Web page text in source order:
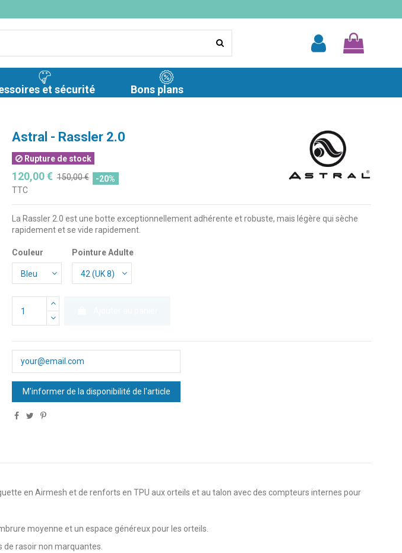
et sécurité Bons plans
Astral - Rassler 2.0
Rupture de stock
120,00 € 150,00 €
-20%
TTC
La Rassler 2.0 est une botte exceptionnellement adhérente et robuste, mais légère qui sèche
rapidement et se vide rapidement.
Couleur Pointure Adulte
en Airmesh et de renforts en TPU aux orteils et au talon avec des compteurs internes pour
moyenne et un espace généreux pour les orteils.
de rasoir non marquantes.